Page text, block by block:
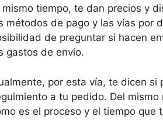
mismo tiempo, te dan precios y
métodos de pago y las vías por
de preguntar si hacen
gastos de envío.
por esta vía, te dicen
a tu pedido. Del
es el proceso y el tiempo que